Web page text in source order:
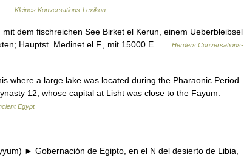
… Kleines Konversations-Lexikon
dem fischreichen See Birket el Kerun, einem Ueberbleibsel
Hauptst. Medinet el F., mit 15000 E …
Herders Conversations-
a large lake was located during the Pharaonic Period.
12, whose capital at Lisht was close to the Fayum.
Egypt
► Gobernación de Egipto, en el N del desierto de Libia,